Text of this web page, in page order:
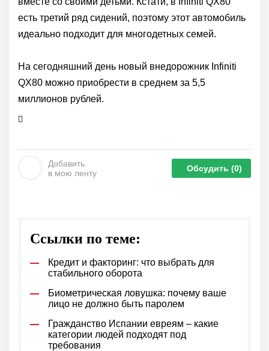
есть третий ряд сидений, поэтому этот автомобиль
идеально подходит для многодетных семей.
На сегодняшний день новый внедорожник Infiniti
QX80 можно приобрести в среднем за 5,5
миллионов рублей.
Добавить
в мою ленту
Обсудить (0)
Ссылки по теме:
Кредит и факторинг: что выбрать для
стабильного оборота
Биометрическая ловушка: почему ваше
лицо не должно быть паролем
Гражданство Испании евреям – какие
категории людей подходят под
требования